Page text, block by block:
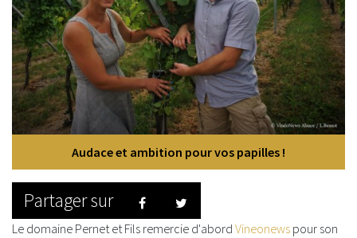
Audace et ambition pour vos papilles !
Partager sur Facebook
Le domaine Pernet et Fils remercie d'abord Vineonews pour son